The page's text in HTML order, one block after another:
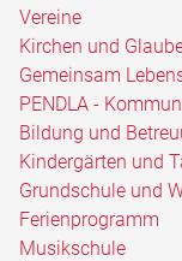
Vereine
Kirchen und
Gemeinsam
PENDLA -
Bildung und
Kindergärten und
Grundschule und
Ferienprogramm
Musikschule